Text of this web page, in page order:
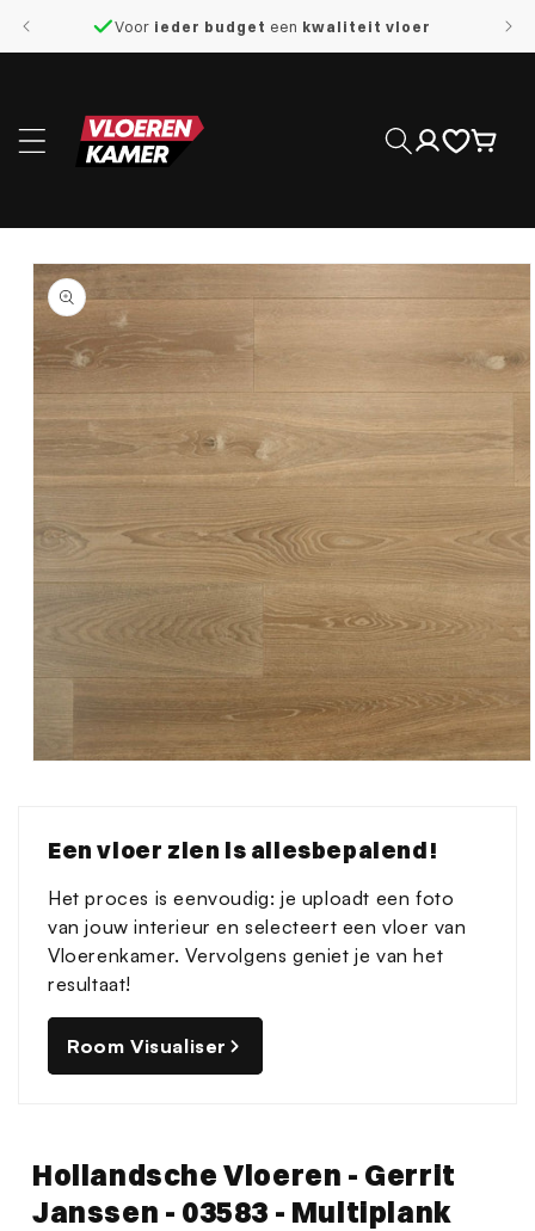
naar de
Voor ieder budget een kwaliteit vloer
Inloggen
direct naar
modaal
Een vloer zien is allesbepalend!
Het proces is eenvoudig: je uploadt een foto
van jouw interieur en selecteert een vloer van
Vloerenkamer. Vervolgens geniet je van het
resultaat!
Room Visualiser
Hollandsche Vloeren - Gerrit
Janssen - 03583 - Multiplank